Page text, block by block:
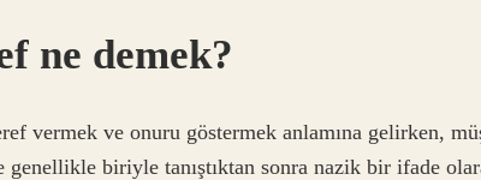
ne demek?
vermek ve onuru göstermek anlamına gelirken,
biriyle tanıştıktan sonra nazik bir ifade